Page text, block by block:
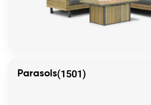
Parasols(1501)